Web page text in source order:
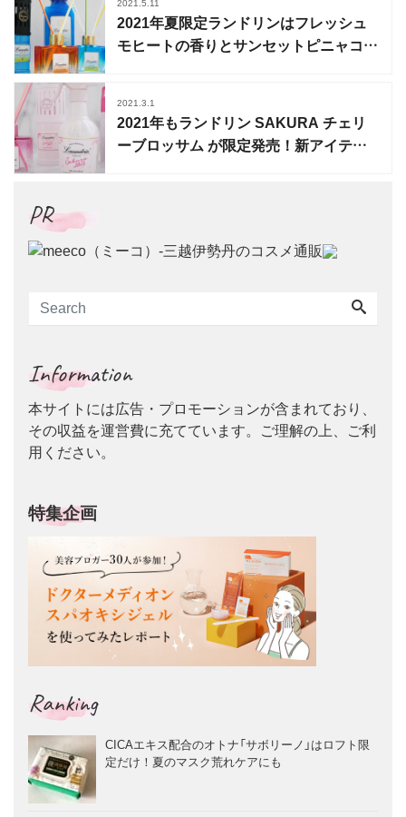
2021.5.11
2021年夏限定ランドリンはフレッシュ
モヒートの香りとサンセットピニャコラ
2021.3.1
2021年もランドリン SAKURA チェリ
ーブロッサム が限定発売！新アイテム
PR
Information
本サイトには広告・プロモーションが含まれており、
その収益を運営費に充てています。ご理解の上、ご利
用ください。
特集企画
Ranking
CICAエキス配合のオトナ「サボリーノ」はロフト限
定だけ！夏のマスク荒れケアにも